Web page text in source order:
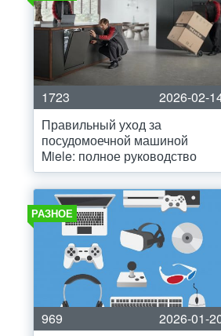
1723
2026-02-
Правильный уход за
посудомоечной машиной
Miele: полное руководство
РАЗНОЕ
969
2026-01-